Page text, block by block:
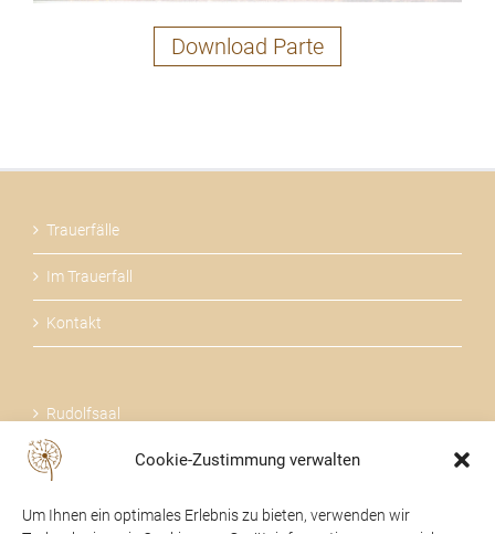
Cookie-Zustimmung verwalten
Um Ihnen ein optimales Erlebnis zu bieten, verwenden wir
Download Parte
Trauerfälle
Im Trauerfall
Kontakt
Rudolfsaal
Über uns